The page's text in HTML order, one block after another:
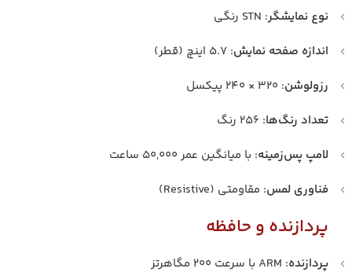
نوع نمایشگر: STN رنگی
اندازه صفحه نمایش: ۵.۷ اینچ (قطر)
رزولوشن: ۳۲۰ × ۲۴۰ پیکسل
تعداد رنگ‌ها: ۲۵۶ رنگ
لامپ پس‌زمینه: با میانگین عمر ۵۰,۰۰۰ ساعت
فناوری لمس: مقاومتی (Resistive)
پردازنده و حافظه
پردازنده: ARM با سرعت ۲۰۰ مگاهرتز